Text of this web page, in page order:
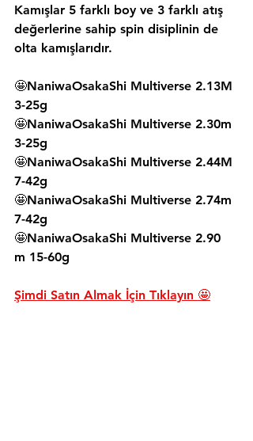
Kamışlar 5 farklı boy ve 3 farklı atış
değerlerine sahip spin disiplinin de
olta kamışlarıdır.
🤩NaniwaOsakaShi Multiverse 2.13M
3-25g
🤩NaniwaOsakaShi Multiverse 2.30m
3-25g
🤩NaniwaOsakaShi Multiverse 2.44M
7-42g
🤩NaniwaOsakaShi Multiverse 2.74m
7-42g
🤩NaniwaOsakaShi Multiverse 2.90
m 15-60g
Şimdi Satın Almak İçin Tıklayın 🤩